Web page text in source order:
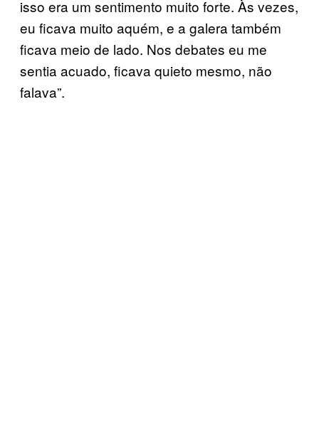
isso era um sentimento muito forte. Às vezes,
eu ficava muito aquém, e a galera também
ficava meio de lado. Nos debates eu me
sentia acuado, ficava quieto mesmo, não
falava”.